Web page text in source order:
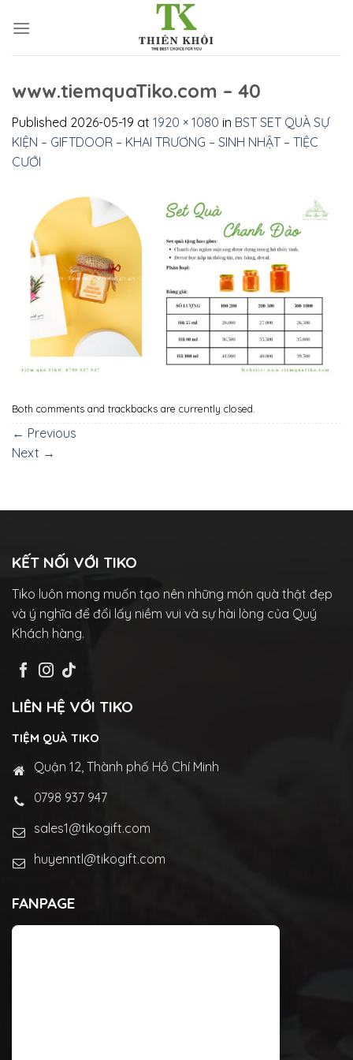
www.tiemquaTiko.com – 40
Published 2026-05-19 at 1920 × 1080 in BST SET QUÀ SỰ
KIỆN – GIFTDOOR – KHAI TRƯƠNG – SINH NHẬT – TIỆC
CƯỚI
Both comments and trackbacks are currently closed.
← Previous
Next →
KẾT NỐI VỚI TIKO
Tiko luôn mong muốn tạo nên những món quà thật đẹp
và ý nghĩa để đổi lấy niềm vui và sự hài lòng của Quý
Khách hàng.
LIÊN HỆ VỚI TIKO
TIỆM QUÀ TIKO
Quận 12, Thành phố Hồ Chí Minh
0798 937 947
sales1@tikogift.com
huyenntl@tikogift.com
FANPAGE